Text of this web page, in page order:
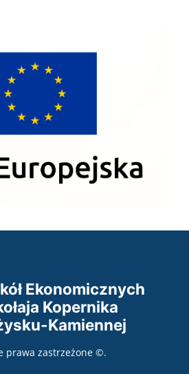
Ekonomicznych
Kopernika
Kamiennej
prawa zastrzeżone ©.